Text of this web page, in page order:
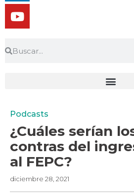
Podcasts
¿Cuáles serían
contras del
al FEPC?
diciembre 28, 2021